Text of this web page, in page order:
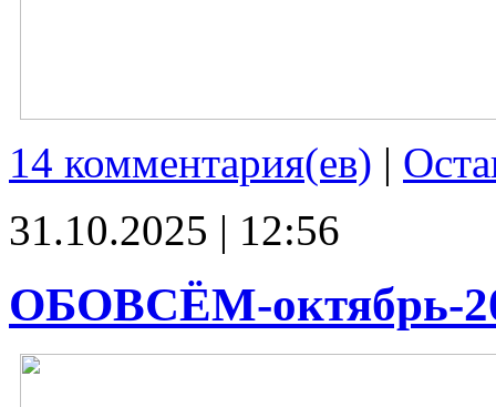
14 комментария(ев) |
31.10.2025 | 12:56
ОБОВСЁМ-октябрь-